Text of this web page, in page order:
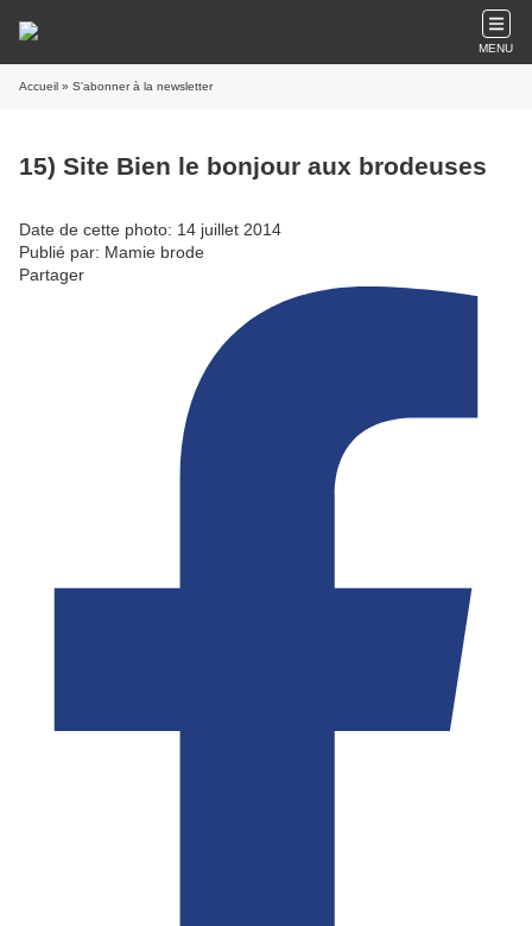
MENU
Accueil » S'abonner à la newsletter
15) Site Bien le bonjour aux brodeuses
Date de cette photo: 14 juillet 2014
Publié par: Mamie brode
Partager